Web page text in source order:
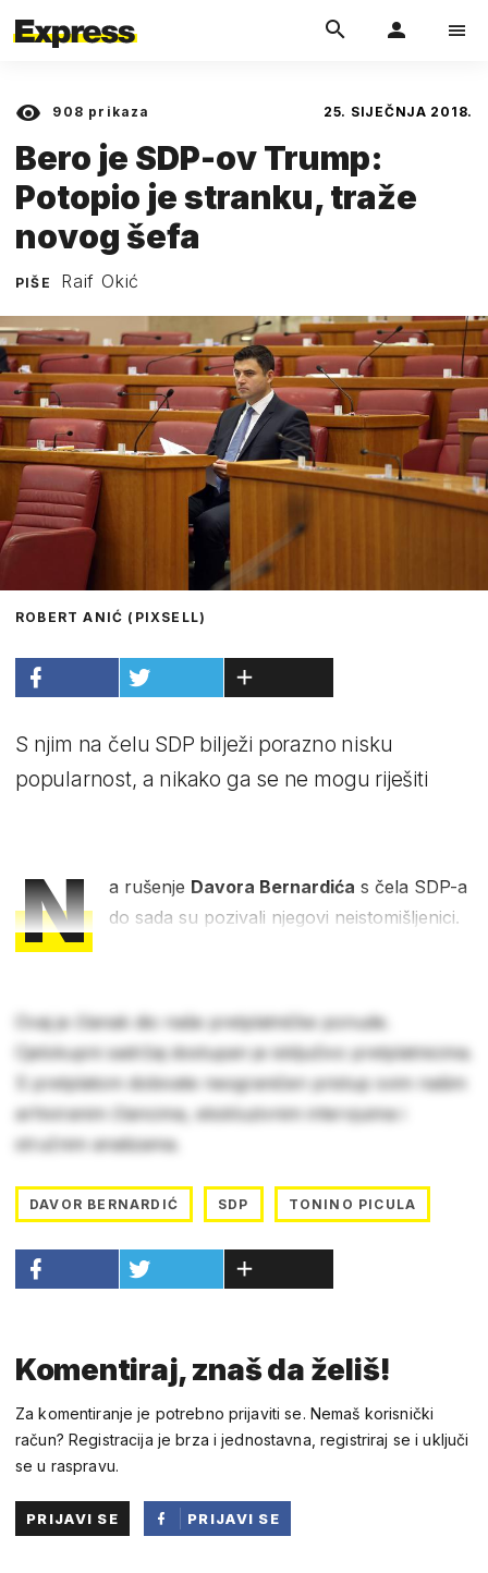
908 prikaza 25. SIJEČNJA 2018.
Bero je SDP-ov Trump:
Potopio je stranku, traže
novog šefa
PIŠE Raif Okić
ROBERT ANIĆ (PIXSELL)
S njim na čelu SDP bilježi porazno nisku
popularnost, a nikako ga se ne mogu riješiti
N a rušenje Davora Bernardića s čela SDP-a
do sada su pozivali njegovi neistomišljenici.
Ovaj je članak dio naše pretplatničke ponude.
Cjelokupni sadržaj dostupan je isključivo pretplatnicima.
S pretplatom dobivate neograničen pristup svim našim
arhiviranim člancima, ekskluzivnim intervjuima i
stručnim analizama.
DAVOR BERNARDIĆ SDP TONINO PICULA
Komentiraj, znaš da želiš!
Za komentiranje je potrebno prijaviti se. Nemaš korisnički
račun? Registracija je brza i jednostavna, registriraj se i uključi
se u raspravu.
PRIJAVI SE
PRIJAVI SE